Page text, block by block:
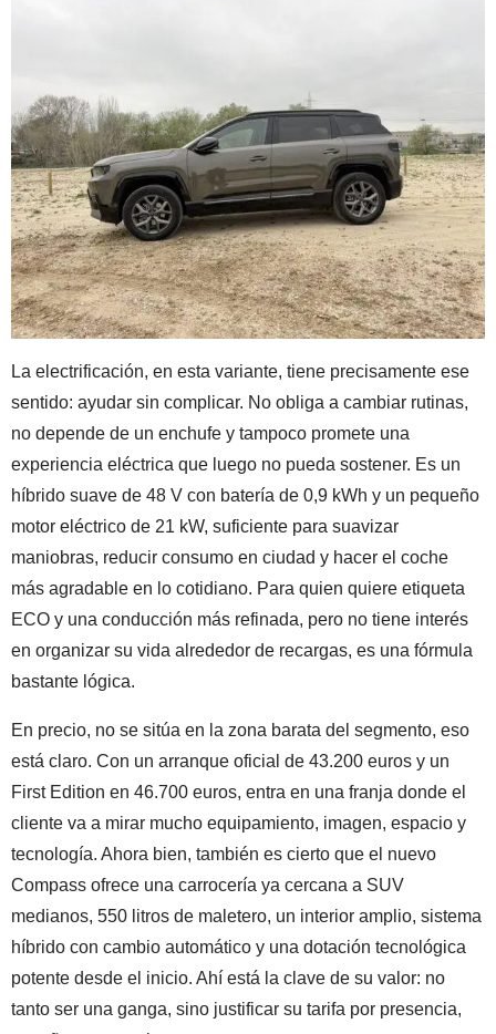
La electrificación, en esta variante, tiene precisamente ese
sentido: ayudar sin complicar. No obliga a cambiar rutinas,
no depende de un enchufe y tampoco promete una
experiencia eléctrica que luego no pueda sostener. Es un
híbrido suave de 48 V con batería de 0,9 kWh y un pequeño
motor eléctrico de 21 kW, suficiente para suavizar
maniobras, reducir consumo en ciudad y hacer el coche
más agradable en lo cotidiano. Para quien quiere etiqueta
ECO y una conducción más refinada, pero no tiene interés
en organizar su vida alrededor de recargas, es una fórmula
bastante lógica.
En precio, no se sitúa en la zona barata del segmento, eso
está claro. Con un arranque oficial de 43.200 euros y un
First Edition en 46.700 euros, entra en una franja donde el
cliente va a mirar mucho equipamiento, imagen, espacio y
tecnología. Ahora bien, también es cierto que el nuevo
Compass ofrece una carrocería ya cercana a SUV
medianos, 550 litros de maletero, un interior amplio, sistema
híbrido con cambio automático y una dotación tecnológica
potente desde el inicio. Ahí está la clave de su valor: no
tanto ser una ganga, sino justificar su tarifa por presencia,